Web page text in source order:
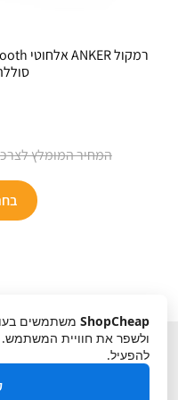
סוללה
ShopCheap משתמשים
ולשפר את חוויית המשתמש.
להפעיל.